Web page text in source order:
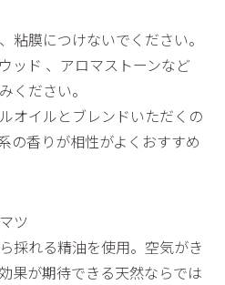
粘膜につけないでください。
ッド 、アロマストーンなど
ください。
オイルとブレンドいただくの
の香りが相性がよくおすすめ
ツ
採れる精油を使用。空気がき
果が期待できる天然ならでは